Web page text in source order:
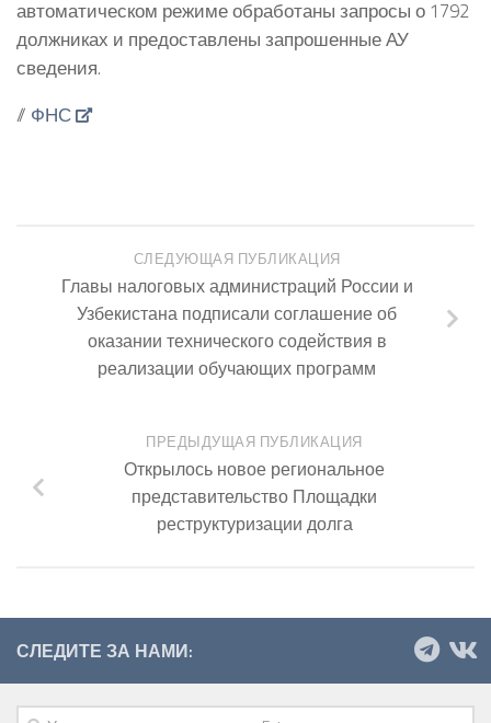
автоматическом режиме обработаны запросы о 1792
должниках и предоставлены запрошенные АУ
сведения.
// ФНС
СЛЕДУЮЩАЯ ПУБЛИКАЦИЯ
Главы налоговых администраций России и
Узбекистана подписали соглашение об
оказании технического содействия в
реализации обучающих программ
ПРЕДЫДУЩАЯ ПУБЛИКАЦИЯ
Открылось новое региональное
представительство Площадки
реструктуризации долга
СЛЕДИТЕ ЗА НАМИ: